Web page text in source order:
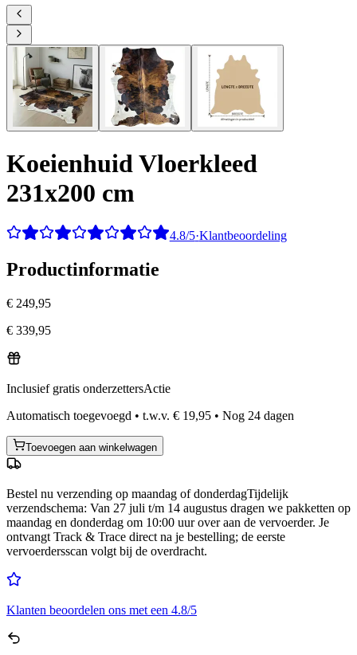
Koeienhuid Vloerkleed
231x200 cm
4.8/5·Klantbeoordeling
Productinformatie
€ 249,95
€ 339,95
Inclusief gratis onderzettersActie
Automatisch toegevoegd • t.w.v. € 19,95 • Nog 24 dagen
Toevoegen aan winkelwagen
Bestel nu verzending op maandag of donderdagTijdelijk
verzendschema: Van 27 juli t/m 14 augustus dragen we pakketten op
maandag en donderdag om 10:00 uur over aan de vervoerder. Je
ontvangt Track & Trace direct na je bestelling; de eerste
vervoerdersscan volgt bij de overdracht.
Klanten beoordelen ons met een 4.8/5